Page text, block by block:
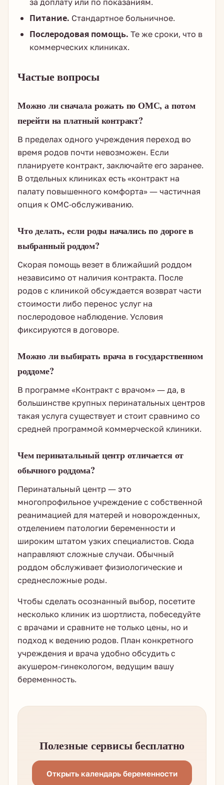
Питание. Стандартное больничное.
Послеродовая помощь. Те же сроки, что в
коммерческих клиниках.
Частые вопросы
Можно ли сначала рожать по ОМС, а потом
перейти на платный контракт?
В пределах одного учреждения переход во
время родов почти невозможен. Если
планируете контракт, заключайте его заранее.
В отдельных клиниках есть «контракт на
палату повышенного комфорта» — частичная
опция к ОМС-обслуживанию.
Что делать, если роды начались по дороге в
выбранный роддом?
Скорая помощь везет в ближайший роддом
независимо от наличия контракта. После
родов с клиникой обсуждается возврат части
стоимости либо перенос услуг на
послеродовое наблюдение. Условия
фиксируются в договоре.
Можно ли выбирать врача в государственном
роддоме?
В программе «Контракт с врачом» — да, в
большинстве крупных перинатальных центров
такая услуга существует и стоит сравнимо со
средней программой коммерческой клиники.
Чем перинатальный центр отличается от
обычного роддома?
Перинатальный центр — это
многопрофильное учреждение с собственной
реанимацией для матерей и новорожденных,
отделением патологии беременности и
широким штатом узких специалистов. Сюда
направляют сложные случаи. Обычный
роддом обслуживает физиологические и
среднесложные роды.
Чтобы сделать осознанный выбор, посетите
несколько клиник из шортлиста, побеседуйте
с врачами и сравните не только цены, но и
подход к ведению родов. План конкретного
учреждения и врача удобно обсудить с
акушером-гинекологом, ведущим вашу
беременность.
Полезные сервисы бесплатно
Открыть календарь беременности